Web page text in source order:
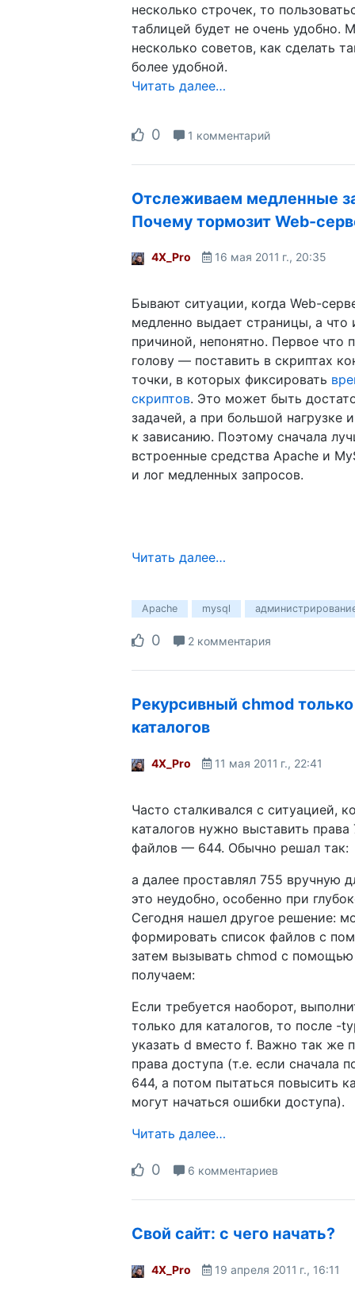
несколько строчек, то
таблицей будет не очень удобно.
несколько советов, как сделать
более удобной.
Читать далее…
0 1 комментарий
Отслеживаем медленные
Почему тормозит Web-
4X_Pro 16 мая 2011 г., 20:35
Бывают ситуации, когда Web-
медленно выдает страницы, а что
причиной, непонятно. Первое что
голову — поставить в скриптах
точки, в которых фиксировать
скриптов. Это может быть
задачей, а при большой нагрузке
к зависанию. Поэтому сначала
встроенные средства Apache и
и лог медленных запросов.
Читать далее…
Apache mysql
0 2 комментария
Рекурсивный chmod
каталогов
4X_Pro 11 мая 2011 г., 22:41
Часто сталкивался с ситуацией,
каталогов нужно выставить права
файлов — 644. Обычно решал так:
а далее проставлял 755 вручную
это неудобно, особенно при
Сегодня нашел другое решение:
формировать список файлов с
затем вызывать chmod с помощью
получаем:
Если требуется наоборот,
только для каталогов, то после -
указать d вместо f. Важно так же
права доступа (т.е. если сначала
644, а потом пытаться повысить
могут начаться ошибки доступа).
Читать далее…
0 6 комментариев
Свой сайт: с чего начать?
4X_Pro 19 апреля 2011 г., 16:11